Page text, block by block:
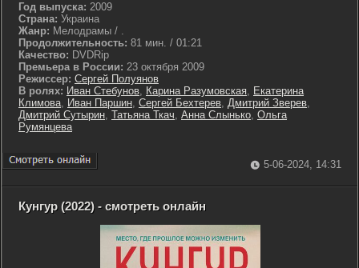
Год выпуска: 2009
Страна: Украина
Жанр: Мелодрамы / .
Продолжительность: 81 мин. / 01:21
Качество: DVDRip
Премьера в России: 23 октября 2009
Режиссер: Сергей Полуянов
В ролях: Иван Стебунов, Карина Разумовская, Екатерина
Климова, Иван Паршин, Сергей Бехтерев, Дмитрий Зверев,
Дмитрий Сутырин, Татьяна Ткач, Анна Слынько, Ольга
Румянцева
5-06-2024, 14:31
Кунгур (2022) - смотреть онлайн